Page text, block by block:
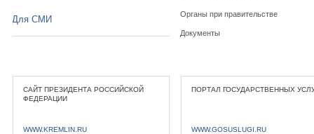
Органы при правительстве
Документы
Для СМИ
САЙТ ПРЕЗИДЕНТА РОССИЙСКОЙ
ФЕДЕРАЦИИ
WWW.KREMLIN.RU
ПОРТАЛ ГОСУДАРСТВЕННЫХ
WWW.GOSUSLUGI.RU